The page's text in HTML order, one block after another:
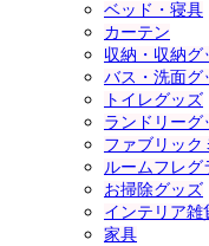
ベッド・寝具
カーテン
収納・収納グ
バス・洗面グ
トイレグッズ
ランドリーグ
ファブリック
ルームフレグ
お掃除グッズ
インテリア雑
家具